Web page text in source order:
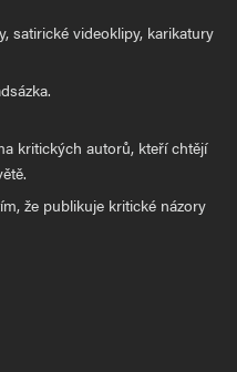
satirické videoklipy, karikatury
kritických autorů, kteří chtějí
že publikuje kritické názory